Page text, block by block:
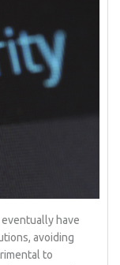
have
avoiding
to